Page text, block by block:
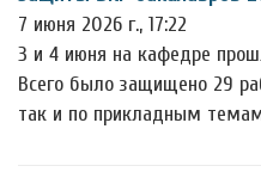
7 июня 2026 г., 17:22
3 и 4 июня на кафедре
Всего было защищено 29
так и по прикладным